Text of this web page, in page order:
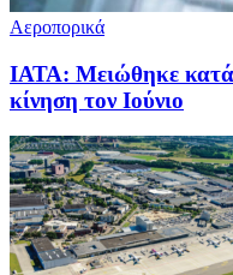
Αεροπορικά
ΙΑΤΑ: Μειώθηκε κατά
κίνηση τον Ιούνιο